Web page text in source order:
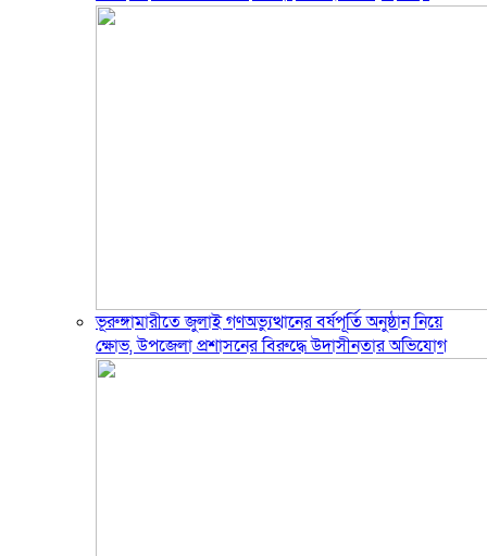
ভূরুঙ্গামারীতে জুলাই গণঅভ্যুত্থানের বর্ষপূর্তি অনুষ্ঠান নিয়ে
ক্ষোভ, উপজেলা প্রশাসনের বিরুদ্ধে উদাসীনতার অভিযোগ